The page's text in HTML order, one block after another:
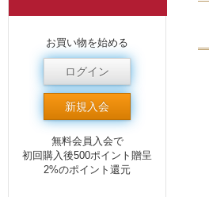
お買い物を始める
ログイン
新規入会
無料会員入会で
初回購入後500ポイント贈呈
2%のポイント還元